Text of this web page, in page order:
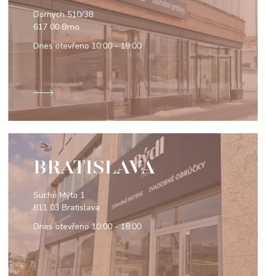
Dornych 510/38
617 00 Brno
Dnes otevřeno 10:00 - 19:00
BRATISLAVA
Suché Mýto 1
811 03 Bratislava
Dnes otevřeno10:00 - 18:00